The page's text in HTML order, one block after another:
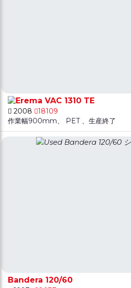
VAC 1310 TE
2008
18109
作業幅900mm、 PET 、生産終了
Bandera 120/60